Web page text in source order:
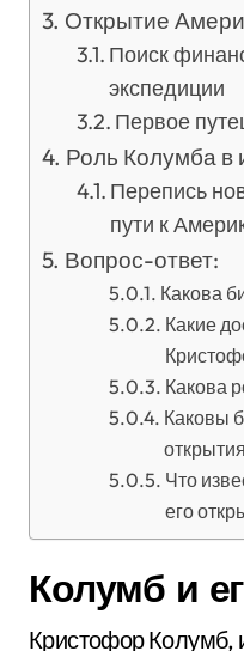
Открытие
Поиск
экспедиции
Первое
Роль Колумба в
Перепись
пути к
Вопрос-ответ:
Какова
Какие
Какова
Каковы
Что
его
Колумб и
Кристофор Колумб,